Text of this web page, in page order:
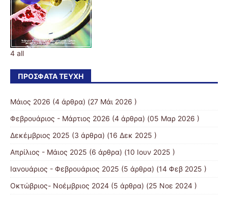
4 all
ΠΡΌΣΦΑΤΑ ΤΕΎΧΗ
Μάιος 2026 (4 άρθρα) (27 Μάι 2026 )
Φεβρουάριος - Μάρτιος 2026 (4 άρθρα) (05 Μαρ 2026 )
Δεκέμβριος 2025 (3 άρθρα) (16 Δεκ 2025 )
Απρίλιος - Μάιος 2025 (6 άρθρα) (10 Ιουν 2025 )
Ιανουάριος - Φεβρουάριος 2025 (5 άρθρα) (14 Φεβ 2025 )
Οκτώβριος- Νοέμβριος 2024 (5 άρθρα) (25 Νοε 2024 )